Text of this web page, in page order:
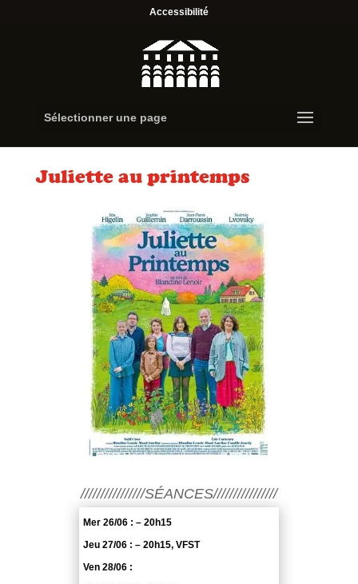
Accessibilité
Sélectionner une page
Juliette au printemps
////////////////SÉANCES////////////////
Mer 26/06 : – 20h15
Jeu 27/06 : – 20h15, VFST
Ven 28/06 :